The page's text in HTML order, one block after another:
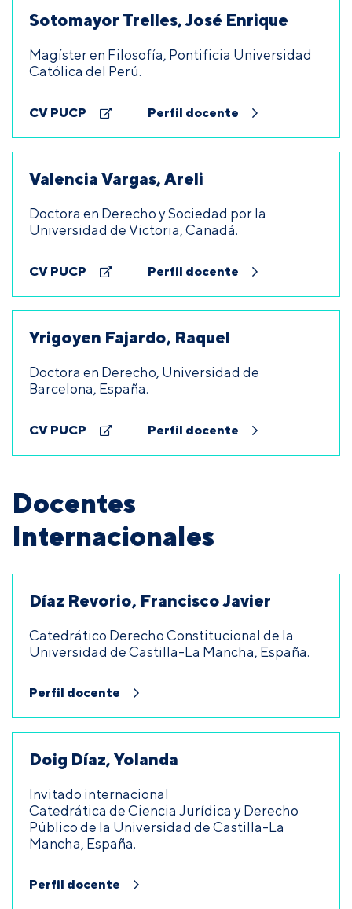
Sotomayor Trelles, José Enrique
Magíster en Filosofía, Pontificia Universidad
Católica del Perú.
CV PUCP Perfil docente
Valencia Vargas, Areli
Doctora en Derecho y Sociedad por la
Universidad de Victoria, Canadá.
CV PUCP Perfil docente
Yrigoyen Fajardo, Raquel
Doctora en Derecho, Universidad de
Barcelona, España.
CV PUCP Perfil docente
Docentes
Internacionales
Díaz Revorio, Francisco Javier
Catedrático Derecho Constitucional de la
Universidad de Castilla-La Mancha, España.
Perfil docente
Doig Díaz, Yolanda
Invitado internacional
Catedrática de Ciencia Jurídica y Derecho
Público de la Universidad de Castilla-La
Mancha, España.
Perfil docente